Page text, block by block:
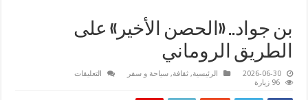
بن جواد.. «الحصن الأخير» على
الطريق الروماني
2026-06-30 الرئيسية,ثقافة,سياحة و سفر التعليقات
96 زيارة